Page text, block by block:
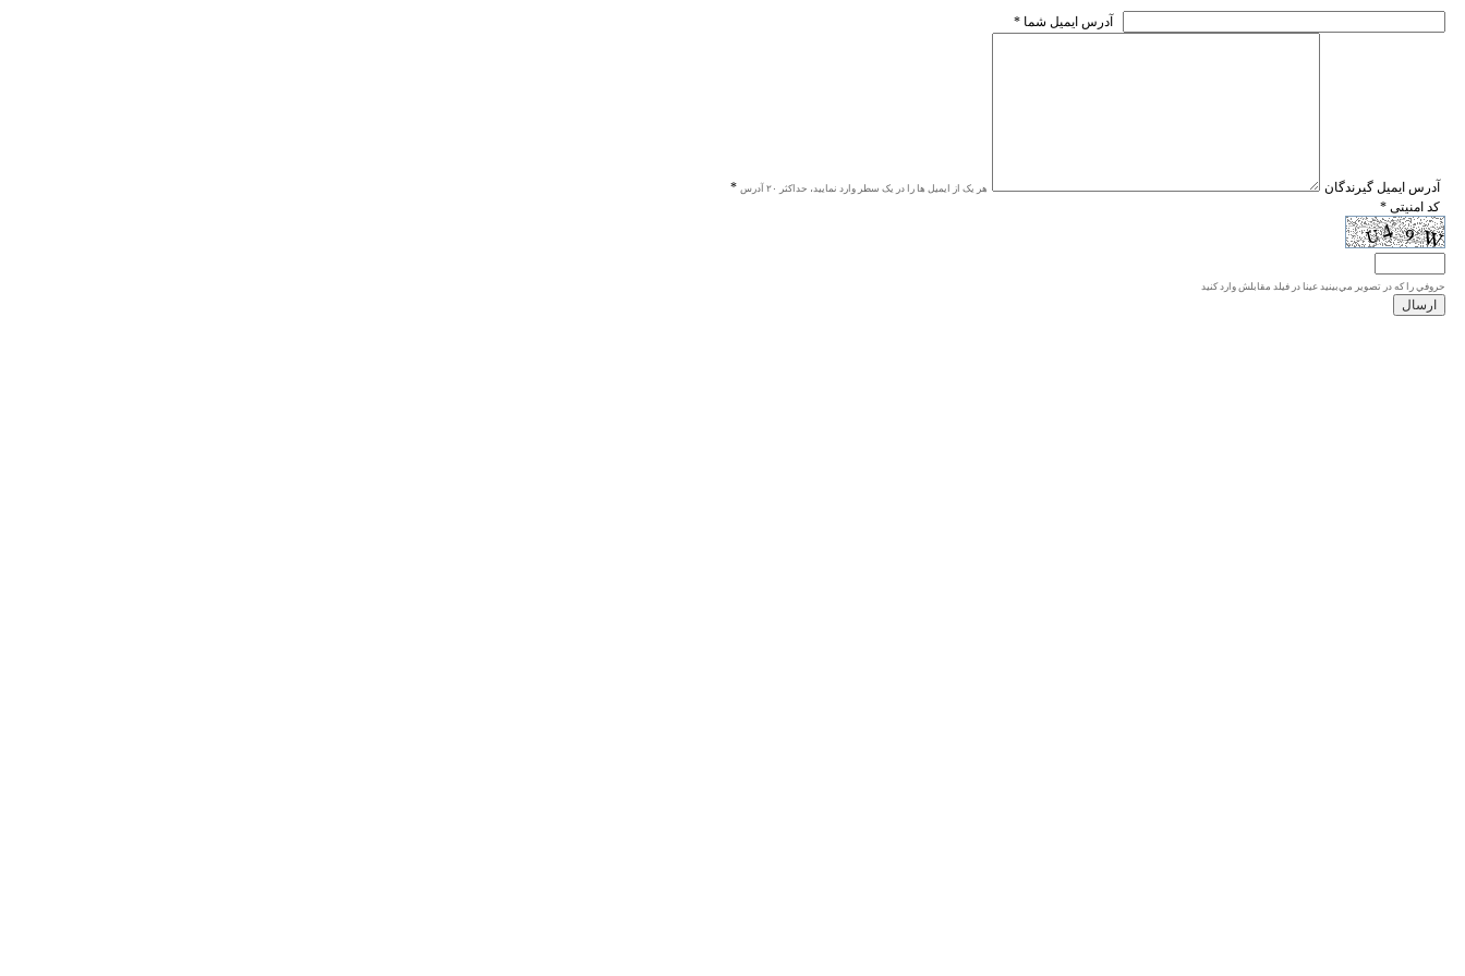
* آدرس ايميل شما
* آدرس ايميل گيرندگان هر یک از ایمیل ها را در یک سطر وارد نمایید، حداکثر ۲۰ آدرس
* کد امنیتی
حروفي را كه در تصوير مي‌بينيد عينا در فيلد مقابلش وارد كنيد